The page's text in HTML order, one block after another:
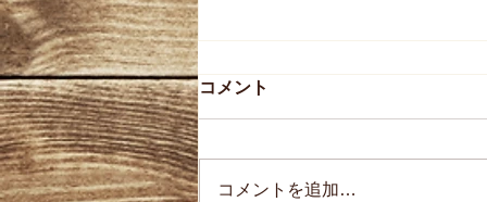
コメント
コメントを追加…